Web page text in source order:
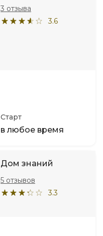
3.6
3 отзыва
Старт
в любое время
Дом знаний
3.3
5 отзывов